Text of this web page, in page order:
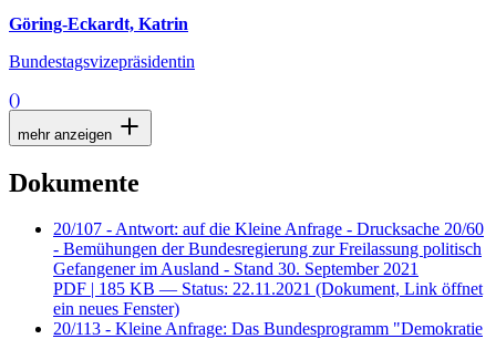
Göring-Eckardt, Katrin
Bundestagsvizepräsidentin
()
mehr anzeigen
Dokumente
20/107 - Antwort: auf die Kleine Anfrage - Drucksache 20/60
- Bemühungen der Bundesregierung zur Freilassung politisch
Gefangener im Ausland - Stand 30. September 2021
PDF | 185 KB — Status: 22.11.2021 (Dokument, Link öffnet
ein neues Fenster)
20/113 - Kleine Anfrage: Das Bundesprogramm "Demokratie